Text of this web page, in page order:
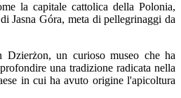
la capitale cattolica della Polonia,
Jasna Góra, meta di pellegrinaggi da
Dzierżon, un curioso museo che ha
una tradizione radicata nella
in cui ha avuto origine l'apicoltura